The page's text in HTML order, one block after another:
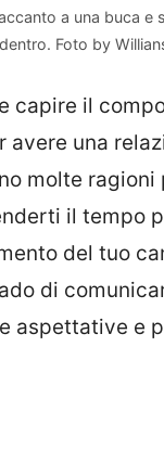
a una buca e
Foto by
capire il
avere una
molte ragioni
il tempo
del tuo
di
aspettative e